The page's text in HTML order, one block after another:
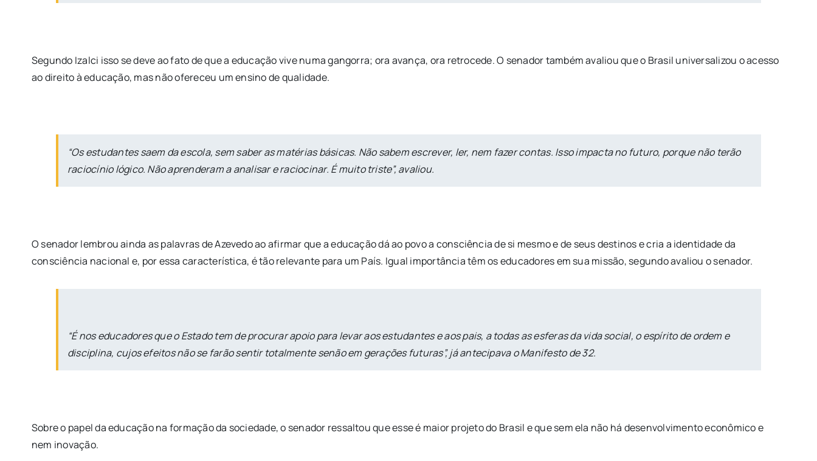
Segundo Izalci isso se deve ao fato de que a educação vive numa gangorra; ora avança, ora retrocede. O senador também avaliou que o Brasil universalizou o acesso
ao direito à educação, mas não ofereceu um ensino de qualidade.
“Os estudantes saem da escola, sem saber as matérias básicas. Não sabem escrever, ler, nem fazer contas. Isso impacta no futuro, porque não terão
raciocínio lógico. Não aprenderam a analisar e raciocinar. É muito triste”, avaliou.
O senador lembrou ainda as palavras de Azevedo ao afirmar que a educação dá ao povo a consciência de si mesmo e de seus destinos e cria a identidade da
consciência nacional e, por essa característica, é tão relevante para um País. Igual importância têm os educadores em sua missão, segundo avaliou o senador.
“É nos educadores que o Estado tem de procurar apoio para levar aos estudantes e aos pais, a todas as esferas da vida social, o espírito de ordem e
disciplina, cujos efeitos não se farão sentir totalmente senão em gerações futuras”, já antecipava o Manifesto de 32.
Sobre o papel da educação na formação da sociedade, o senador ressaltou que esse é maior projeto do Brasil e que sem ela não há desenvolvimento econômico e
nem inovação.